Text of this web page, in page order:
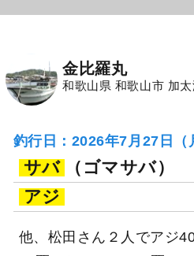
金比羅丸
和歌山県 和歌山市 加太
釣行日：2026年7月27日（
サバ （ゴマサバ）
アジ
他、松田さん２人でアジ